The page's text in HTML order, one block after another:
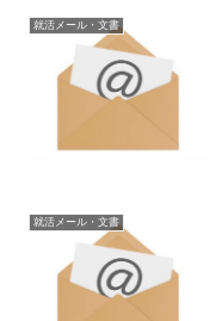
就活メール・文書
就活メール・文書